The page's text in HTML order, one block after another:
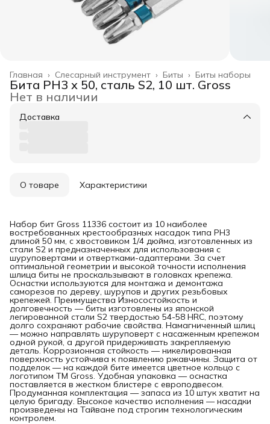
Биты наборы
Биты ›
Слесарный инструмент ›
Главная ›
Бита РН3 х 50, сталь S2, 10 шт. Gross
Нет в наличии
Доставка
О товаре Характеристики
Набор бит Gross 11336 состоит из 10 наиболее
востребованных крестообразных насадок типа PH3
длиной 50 мм, с хвостовиком 1/4 дюйма, изготовленных из
стали S2 и предназначенных для использования с
шуруповертами и отвертками-адаптерами. За счет
оптимальной геометрии и высокой точности исполнения
шлица биты не проскальзывают в головках крепежа.
Оснастки используются для монтажа и демонтажа
саморезов по дереву, шурупов и других резьбовых
крепежей. Преимущества Износостойкость и
долговечность — биты изготовлены из японской
легированной стали S2 твердостью 54-58 HRC, поэтому
долго сохраняют рабочие свойства. Намагниченный шлиц
— можно направлять шуруповерт с насаженным крепежом
одной рукой, а другой придерживать закрепляемую
деталь. Коррозионная стойкость — никелированная
поверхность устойчива к появлению ржавчины. Защита от
подделок — на каждой бите имеется цветное кольцо с
логотипом ТМ Gross. Удобная упаковка — оснастка
поставляется в жестком блистере с европодвесом.
Продуманная комплектация — запаса из 10 штук хватит на
целую бригаду. Высокое качество исполнения — насадки
произведены на Тайване под строгим технологическим
контролем.